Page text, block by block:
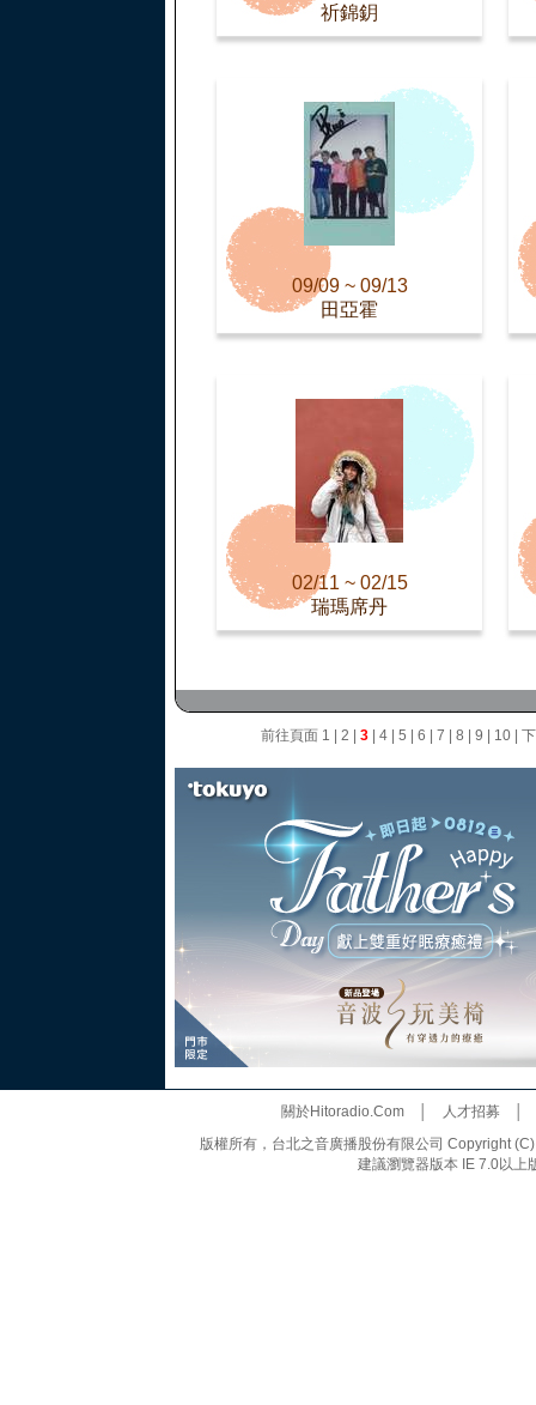
祈錦鈅
09/09 ~ 09/13
田亞霍
02/11 ~ 02/15
瑞瑪席丹
前往頁面 1 2 3| 4| 5 6 7 8 9 10|
關於Hitoradio.Com│ 人才招募
版權所有，台北之音廣播股份有限公司 Copyright
建議瀏覽器版本 IE 7.0以上